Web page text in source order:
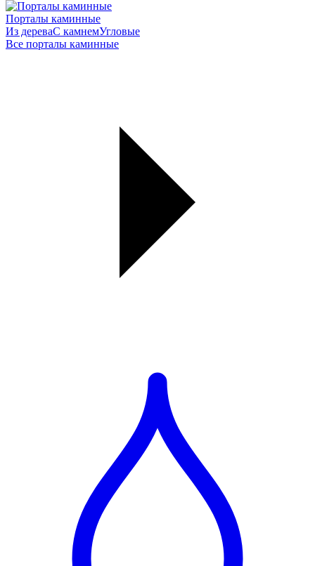
Порталы каминные
Из дереваС камнемУгловые
Все порталы каминные